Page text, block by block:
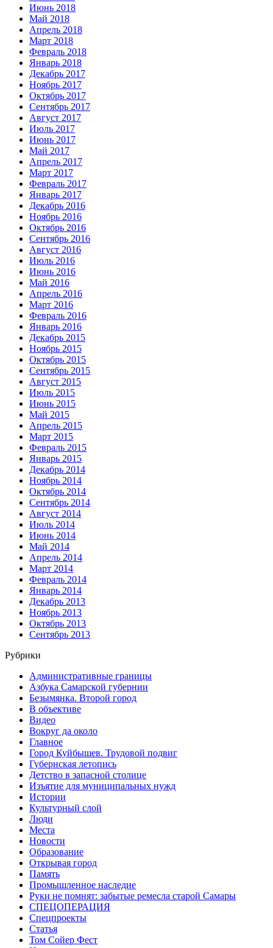
Июнь 2018
Май 2018
Апрель 2018
Март 2018
Февраль 2018
Январь 2018
Декабрь 2017
Ноябрь 2017
Октябрь 2017
Сентябрь 2017
Август 2017
Июль 2017
Июнь 2017
Май 2017
Апрель 2017
Март 2017
Февраль 2017
Январь 2017
Декабрь 2016
Ноябрь 2016
Октябрь 2016
Сентябрь 2016
Август 2016
Июль 2016
Июнь 2016
Май 2016
Апрель 2016
Март 2016
Февраль 2016
Январь 2016
Декабрь 2015
Ноябрь 2015
Октябрь 2015
Сентябрь 2015
Август 2015
Июль 2015
Июнь 2015
Май 2015
Апрель 2015
Март 2015
Февраль 2015
Январь 2015
Декабрь 2014
Ноябрь 2014
Октябрь 2014
Сентябрь 2014
Август 2014
Июль 2014
Июнь 2014
Май 2014
Апрель 2014
Март 2014
Февраль 2014
Январь 2014
Декабрь 2013
Ноябрь 2013
Октябрь 2013
Сентябрь 2013
Рубрики
Административные границы
Азбука Самарской губернии
Безымянка. Второй город
В объективе
Видео
Вокруг да около
Главное
Город Куйбышев. Трудовой подвиг
Губернская летопись
Детство в запасной столице
Изъятие для муниципальных нужд
Истории
Культурный слой
Люди
Места
Новости
Образование
Открывая город
Память
Промышленное наследие
Руки не помнят: забытые ремесла старой Самары
СПЕЦОПЕРАЦИЯ
Спецпроекты
Статья
Том Сойер Фест